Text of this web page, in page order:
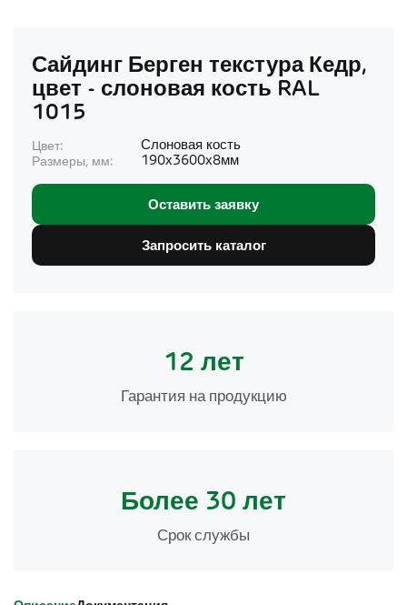
Сайдинг Берген текстура Кедр,
цвет - слоновая кость RAL
1015
Цвет:
Слоновая кость
Размеры, мм:
190х3600х8мм
Оставить заявку
Запросить каталог
12 лет
Гарантия на продукцию
Более 30 лет
Срок службы